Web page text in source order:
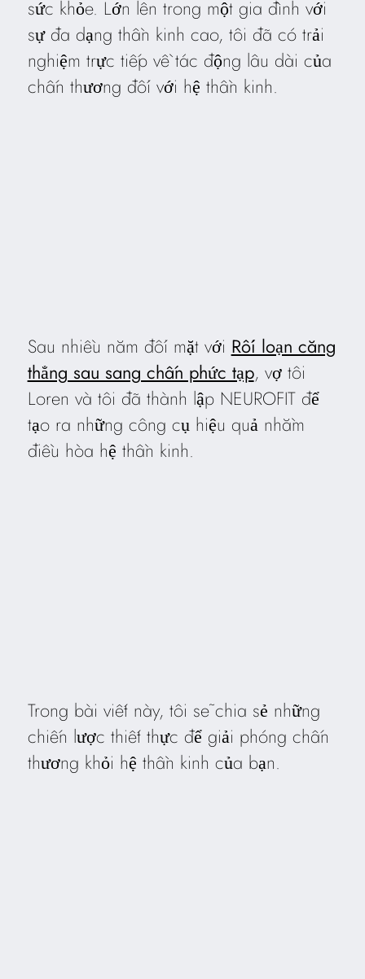
sức khỏe. Lớn lên trong một gia đình với
sự đa dạng thần kinh cao, tôi đã có trải
nghiệm trực tiếp về tác động lâu dài của
chấn thương đối với hệ thần kinh.
Sau nhiều năm đối mặt với Rối loạn căng
thẳng sau sang chấn phức tạp, vợ tôi
Loren và tôi đã thành lập NEUROFIT để
tạo ra những công cụ hiệu quả nhằm
điều hòa hệ thần kinh.
Trong bài viết này, tôi sẽ chia sẻ những
chiến lược thiết thực để giải phóng chấn
thương khỏi hệ thần kinh của bạn.